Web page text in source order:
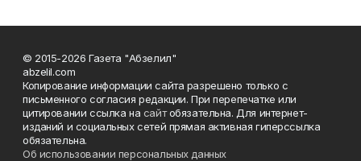
© 2015-2026 Газета "Абзелил"
abzelil.com
Копирование информации сайта разрешено только с
письменного согласия редакции. При перепечатке или
цитировании ссылка на сайтобязательна. Для интернет-
изданий и социальных сетей прямая активная гиперссылка
обязательна.
Об использовании персональных данных